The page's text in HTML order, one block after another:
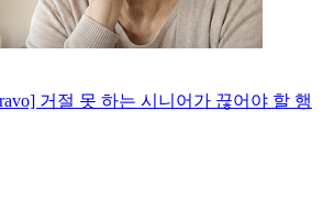
거절 못 하는 시니어가 끊어야 할 행